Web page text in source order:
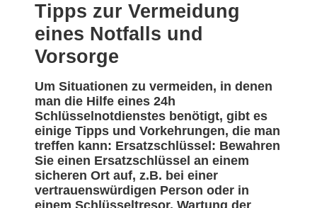
Tipps zur Vermeidung
eines Notfalls und
Vorsorge
Um Situationen zu vermeiden, in denen
man die Hilfe eines 24h
Schlüsselnotdienstes benötigt, gibt es
einige Tipps und Vorkehrungen, die man
treffen kann: Ersatzschlüssel: Bewahren
Sie einen Ersatzschlüssel an einem
sicheren Ort auf, z.B. bei einer
vertrauenswürdigen Person oder in